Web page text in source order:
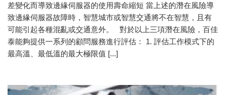
差變化而導致邊緣伺服器的使用壽命縮短 當上述的潛在風險導
致邊緣伺服器故障時，智慧城市或智慧交通將不在智慧，且有
可能引起各種混亂或交通意外。 對於以上三項潛在風險，百佳
泰能夠提供一系列的顧問服務進行評估： 1. 評估工作模式下的
最高溫、最低溫的最大極限值 [...]